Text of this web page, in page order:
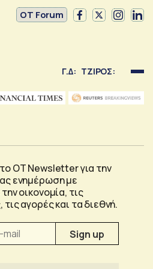
OT Forum
Γ.Δ: ΤΖΙΡΟΣ:
OT Newsletter για την
ενημέρωση με
οικονομία, τις
τις αγορές και τα διεθνή.